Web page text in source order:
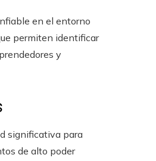
en el entorno
permiten identificar
y
significativa para
de alto poder